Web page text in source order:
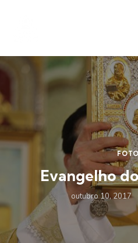
Evangelho
outubro 10, 2017